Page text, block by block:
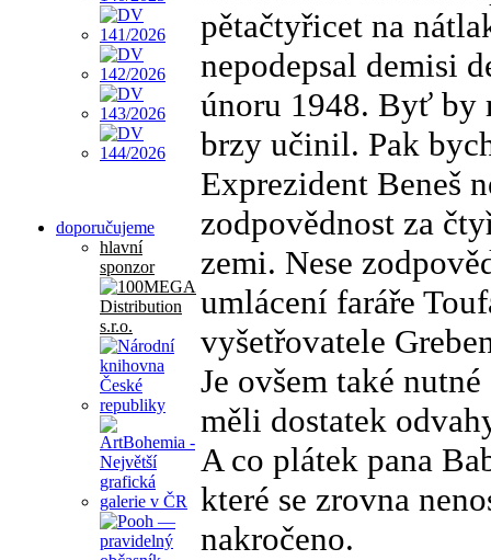
doporučujeme
hlavní
sponzor
pětačtyřicet na
nepodepsal demisi
únoru 1948. Byť by
brzy učinil. Pak
Exprezident Beneš
zodpovědnost za
zemi. Nese
umlácení faráře
vyšetřovatele
Je ovšem také
měli dostatek
A co plátek pana
které se zrovna
nakročeno.